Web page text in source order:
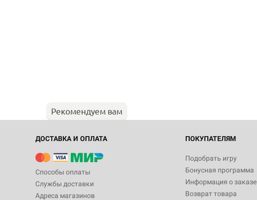
Рекомендуем вам
ДОСТАВКА И ОПЛАТА
Способы оплаты
Службы доставки
Адреса магазинов
ПОКУПАТЕЛЯМ
Подобрать игру
Бонусная программа
Информация о заказе
Возврат товара